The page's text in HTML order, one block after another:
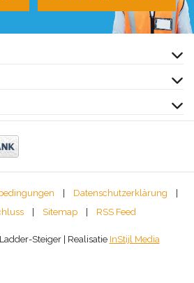
Datenschutzerklärung
Sitemap RSS Feed
Steiger | Realisatie InStijl Media